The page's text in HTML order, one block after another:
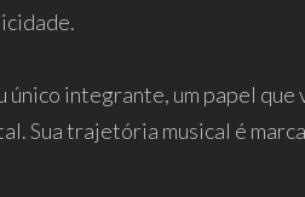
único integrante, um papel que
Sua trajetória musical é